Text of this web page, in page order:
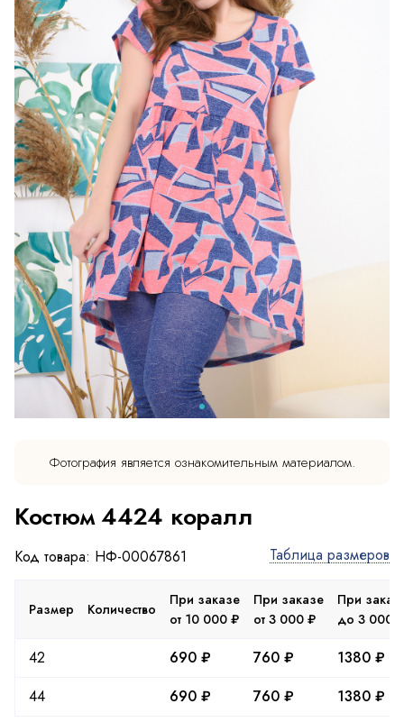
Фотография является ознакомительным материалом.
Костюм 4424 коралл
Код товара: НФ-00067861 Таблица размеров
Размер Количество
При заказе
от 10 000 ₽
При заказе
от 3 000 ₽
При
до 3 000 ₽
42 690 ₽ 760 ₽
1380 ₽
44
690 ₽ 760 ₽ 1380 ₽